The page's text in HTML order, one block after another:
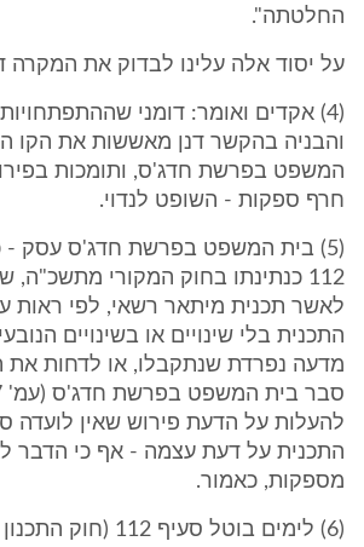
החלטתה".
על יסוד אלה עלינו לבדוק את המקרה
(4) אקדים ואומר: דומני
והבניה בהקשר דנן מאששות את הקו
המשפט בפרשת חדג'ס, ותומכות
חרף ספקות - השופט לנדוי.
(5) בית המשפט בפרשת חדג'ס עסק -
112 כנתינתו בחוק המקורי
לאשר תכנית מיתאר רשאי, לפי ראות
התכנית בלי שינויים או בשינויים
מדעה נפרדת שנתקבלו, או לדחות את
להעלות על הדעת פירוש שאין לועדה
התכנית על דעת עצמה - אף כי הדבר לא
מספקות, כאמור.
(6) לימים בוטל סעיף